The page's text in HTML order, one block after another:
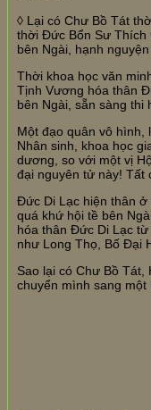
◊ Lại có Chư Bồ Tát
thời Đức Bổn Sư Thích
bên Ngài, hạnh
Thời khoa học văn
Tịnh Vương hóa thân
bên Ngài, sẵn sàng thi
Một đạo quân vô hình,
Nhân sinh, khoa học
dương, so với một vị
đại nguyên tử này! Tất
Đức Di Lạc hiện thân ở
quá khứ hội tề bên
hóa thân Đức Di Lạc
như Long Thọ, Bố Đại
Sao lại có Chư Bồ
chuyển mình sang một